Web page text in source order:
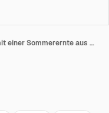
Luftaufnahmen von Lincolnshire mit einer Sommerernte aus Weizen und Gerste, einer kleinen Landstraße, die die ländliche Szene durchschneidet, und Traktorspuren